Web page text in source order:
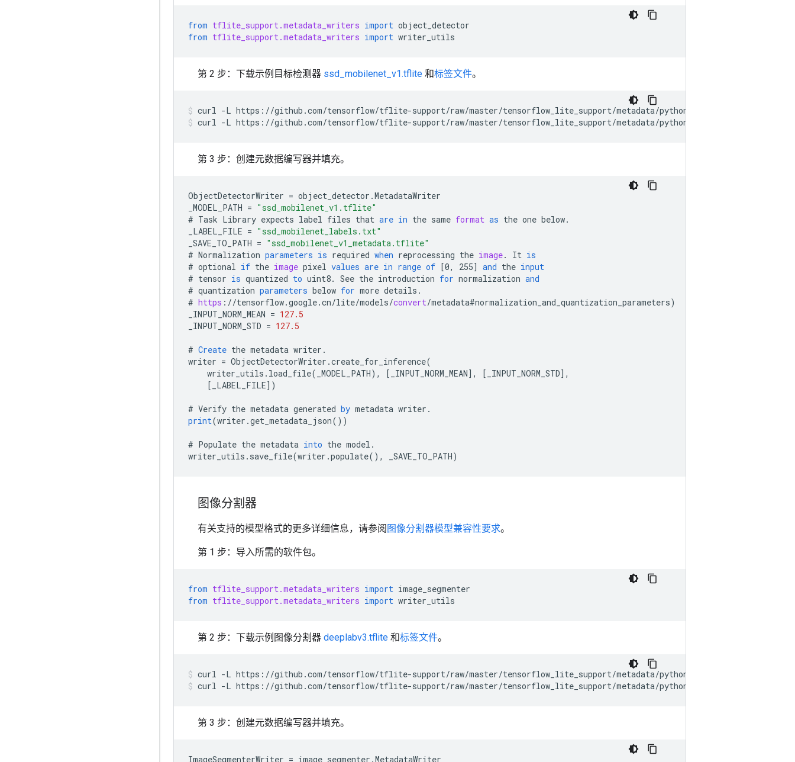
from tflite_support.metadata_writers import object_detector
from tflite_support.metadata_writers import writer_utils
第 2 步：下载示例目标检测器 ssd_mobilenet_v1.tflite 和标签文件。
curl -L https://github.com/tensorflow/tflite-support/raw/master/tensorflow_lite_support/metadata/python/tests/testdata/
curl -L https://github.com/tensorflow/tflite-support/raw/master/tensorflow_lite_support/metadata/python/tests/testdata/
第 3 步：创建元数据编写器并填充。
ObjectDetectorWriter = object_detector .MetadataWriter
_MODEL_PATH = "ssd_mobilenet_v1.tflite"
# Task Library expects label files that are in the same format as the one below.
_LABEL_FILE = "ssd_mobilenet_labels.txt"
_SAVE_TO_PATH = "ssd_mobilenet_v1_metadata.tflite"
# Normalization parameters is required when reprocessing the image. It is
# optional if the image pixel values are in range of [0, 255] and the input
# tensor is quantized to uint8. See the introduction for normalization and
# quantization parameters below for more details .
# https : //tensorflow.google.cn/lite/models/convert/metadata#normalization_and_quantization_parameters)
_INPUT_NORM_MEAN = 127.5
_INPUT_NORM_STD = 127.5
# Create the metadata writer .
writer = ObjectDetectorWriter .create_for_inference(
writer_utils . load_file( _MODEL_PATH), [ _INPUT_NORM_MEAN] , [ _INPUT_NORM_STD] ,
[ _LABEL_FILE] )
# Verify the metadata generated by metadata writer .
print(writer .get_metadata_json())
# Populate the metadata into the model .
writer_utils . save_file(writer .populate(), _SAVE_TO_PATH)
图像分割器
有关支持的模型格式的更多详细信息，请参阅 图像分割器模型兼容性要求。
第 1 步：导入所需的软件包。
from tflite_support.metadata_writers import image_segmenter
from tflite_support.metadata_writers import writer_utils
第 2 步：下载示例图像分割器 deeplabv3.tflite 和标签文件。
curl -L https://github.com/tensorflow/tflite-support/raw/master/tensorflow_lite_support/metadata/python/tests/testdata/
curl -L https://github.com/tensorflow/tflite-support/raw/master/tensorflow_lite_support/metadata/python/tests/testdata/
第 3 步：创建元数据编写器并填充。
ImageSegmenterWriter = image_segmenter .MetadataWriter